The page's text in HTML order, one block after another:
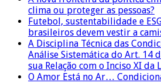
clima ou proteger as pessoas?
Futebol, sustentabilidade e
brasileiros devem vestir a
A Disciplina Técnica das
Análise Sistemática do Art. 14
sua Relação com o Inciso XI da
O Amor Está no Ar…